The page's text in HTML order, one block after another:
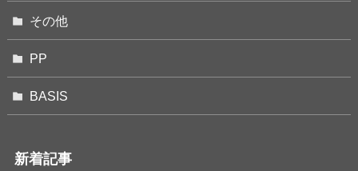
その他
PP
BASIS
新着記事